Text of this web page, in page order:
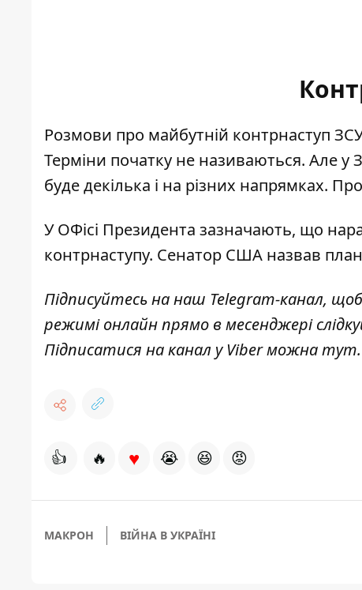
Розмови про майбутній контрнаступ
Терміни початку не називаються. Але у
буде декілька і на різних напрямках.
У ОФісі Президента зазначають, що
контрнаступу. Сенатор США назвав
Підписуйтесь на наш Telegram-канал,
режимі онлайн прямо в месенджері
Підписатися на канал у Viber можнатут.
👍 🔥 ♥ 😭 😆 😡
МАКРОН ВІЙНА В УКРАЇНІ